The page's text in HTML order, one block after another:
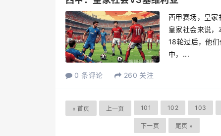
西甲赛场，皇
皇家社会来说，
18轮过后，他
中，...
0 条评论 260 关注
« 首页 上一页 101 102 103
下一页 尾页 »